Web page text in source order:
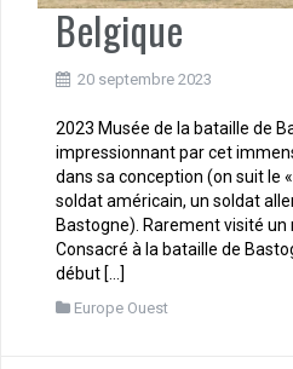
Belgique
20 septembre 2023
2023 Musée de la bataille de
impressionnant par cet
dans sa conception (on suit le
soldat américain, un soldat
Bastogne). Rarement visité
Consacré à la bataille de
début […]
Europe Ouest